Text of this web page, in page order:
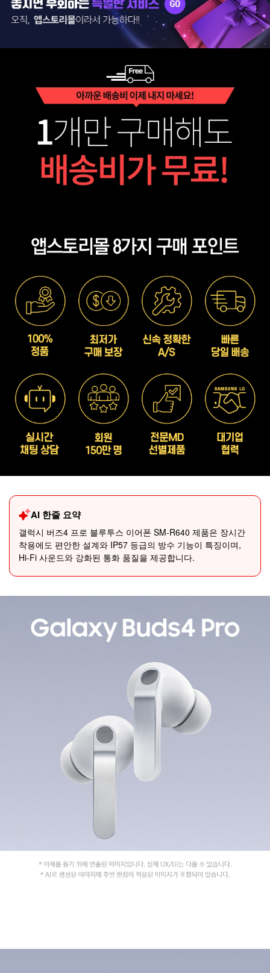
AI 한줄 요약
갤럭시 버즈4 프로 블루투스 이어폰 SM-R640 제품은 장시간
착용에도 편안한 설계와 IP57 등급의 방수 기능이 특징이며,
Hi-Fi 사운드와 강화된 통화 품질을 제공합니다.